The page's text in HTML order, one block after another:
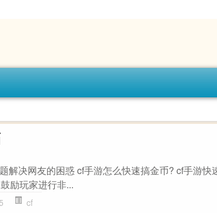
解决网友的困惑 cf手游怎么快速搞金币? cf手游快
励玩家进行非...
cf